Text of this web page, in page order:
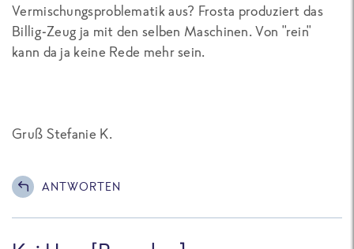
Vermischungsproblematik aus? Frosta produziert das
Billig-Zeug ja mit den selben Maschinen. Von "rein"
kann da ja keine Rede mehr sein.
Gruß Stefanie K.
ANTWORTEN